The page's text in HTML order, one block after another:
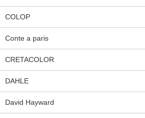
COLOP
Conte a paris
CRETACOLOR
DAHLE
David Hayward